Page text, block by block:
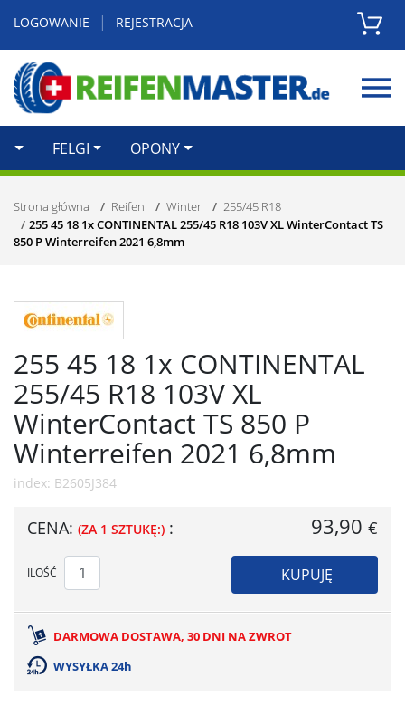
LOGOWANIE | REJESTRACJA
FELGI OPONY
Strona główna Reifen Winter
255/45 R18
255 45 18 1x CONTINENTAL 255/45 R18 103V XL WinterContact TS
850 P Winterreifen 2021 6,8mm
255 45 18 1x CONTINENTAL
255/45 R18 103V XL
WinterContact TS 850 P
Winterreifen 2021 6,8mm
index: B2605J384
CENA: ZA 1 SZTUKĘ: : 93,90 €
ILOŚĆ KUPUJĘ
DARMOWA DOSTAWA, 30 DNI NA ZWROT
WYSYŁKA 24h